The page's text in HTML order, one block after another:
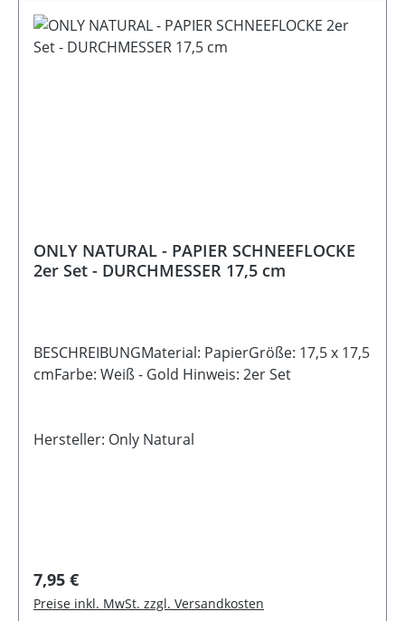
ONLY NATURAL - PAPIER SCHNEEFLOCKE
2er Set - DURCHMESSER 17,5 cm
BESCHREIBUNGMaterial: PapierGröße: 17,5 x 17,5
cmFarbe: Weiß - Gold Hinweis: 2er Set
Hersteller: Only Natural
Regulärer Preis:
7,95 €
Preise inkl. MwSt. zzgl. Versandkosten